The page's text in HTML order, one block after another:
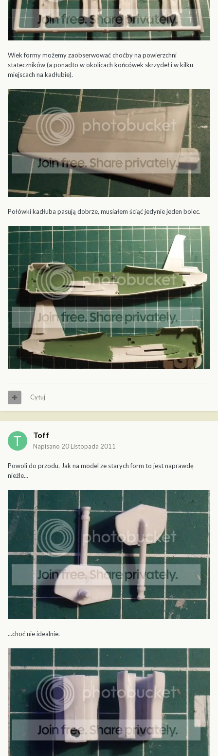
Wiek formy możemy zaobserwować choćby na powierzchni
stateczników (a ponadto w okolicach końcówek skrzydeł i w kilku
miejscach na kadłubie).
Połówki kadłuba pasują dobrze, musiałem ściąć jedynie jeden bolec.
Cytuj
Toff
Napisano 20 Listopada 2011
Powoli do przodu. Jak na model ze starych form to jest naprawdę
nieźle...
...choć nie idealnie.